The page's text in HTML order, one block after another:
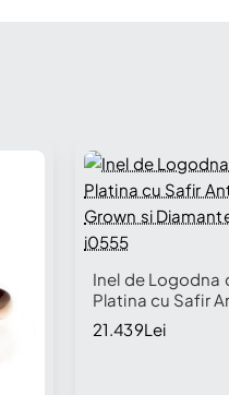
Inel de Logodna
Platina cu Safir
Grown si
i0555
21.439Lei